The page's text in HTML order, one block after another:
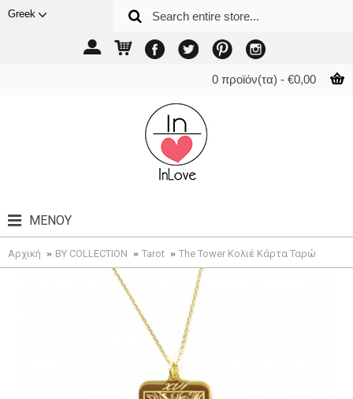
Greek
0 προϊόν(τα) - €0,00
ΜΕΝΟΎ
Αρχική BY COLLECTION Tarot The Tower Κολιέ Κάρτα Ταρώ